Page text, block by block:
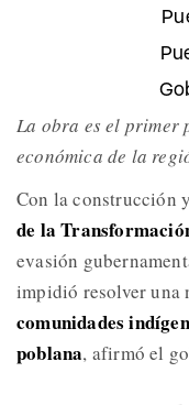
La obra es el primer
económica de la
Con la construcción
de la
evasión
impidió resolver una
comunidades
poblana, afirmó el